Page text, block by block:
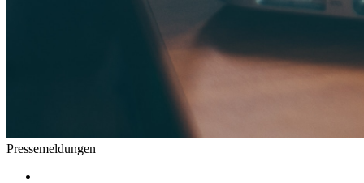
Pressemeldungen